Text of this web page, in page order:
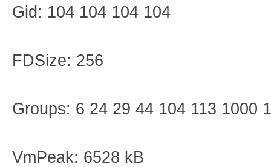
Gid: 104 104 104 104
FDSize: 256
Groups: 6 24 29 44 104 113 1000
VmPeak: 6528 kB